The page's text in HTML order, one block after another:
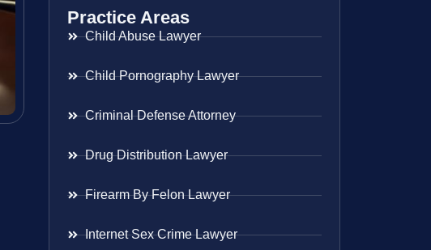
Practice Areas
Child Abuse Lawyer
Child Pornography Lawyer
Criminal Defense Attorney
Drug Distribution Lawyer
Firearm By Felon Lawyer
Internet Sex Crime Lawyer